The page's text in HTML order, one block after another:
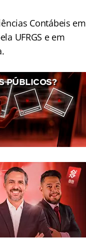
Contábeis em
UFRGS e em
PÚBLICOS?